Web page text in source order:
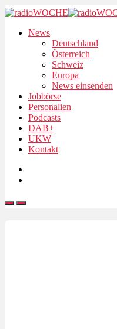
News
Deutschland
Österreich
Schweiz
Europa
News einsenden
Jobbörse
Personalien
Podcasts
DAB+
UKW
Kontakt